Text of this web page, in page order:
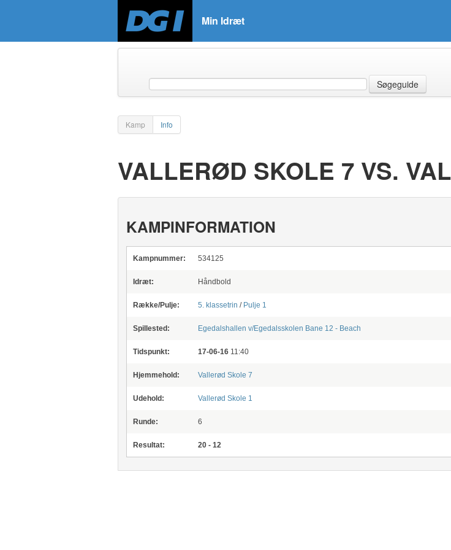
Min Idræt
Søgeguide
Kamp Info
VALLERØD SKOLE 7 VS.
KAMPINFORMATION
Kampnummer: 534125
Idræt: Håndbold
Række/Pulje: 5. klassetrin / Pulje 1
Spillested: Egedalshallen v/Egedalsskolen Bane 12 - Beach
Tidspunkt: 17-06-16 11:40
Hjemmehold: Vallerød Skole 7
Udehold: Vallerød Skole 1
Runde: 6
Resultat: 20 - 12